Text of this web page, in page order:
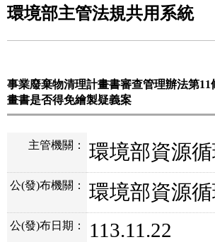
環境部主管法規共用系統
事業廢棄物清理計畫書審查管理辦法第
畫書是否得免繪製疑義案
主管機關： 環境部資源
公(發)布機關： 環境部資源
公(發)布日期： 113.11.22